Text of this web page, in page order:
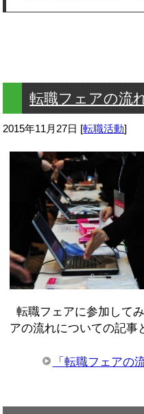
転職フェアの流
2015年11月27日 [転職活動]
転職フェアに参加して
アの流れについての記事
「転職フェアの